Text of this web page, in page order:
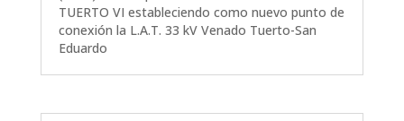
TUERTO VI estableciendo como nuevo punto de
conexión la L.A.T. 33 kV Venado Tuerto-San
Eduardo